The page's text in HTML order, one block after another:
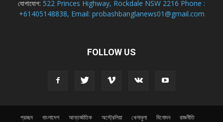
যোগাযোগ: 522 Princes Highway, Rockdale NSW 2216 Phone :
+61405148838, Email: probashbanglanews01@gmail.com
FOLLOW US
প্রচ্ছদ বাংলাদেশ আন্তর্জাতিক অস্ট্রেলিয়া খেলাধুলা বিনোদন রাজনীতি